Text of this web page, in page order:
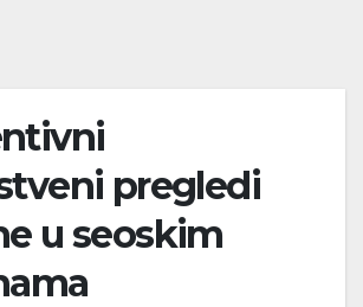
pregledi
u seoskim